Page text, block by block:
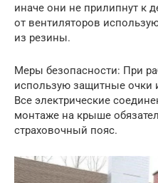
иначе они не прилипнут к
от вентиляторов
из резины.
Меры безопасности: При
использую защитные очки
Все электрические
монтаже на крыше
страховочный пояс.